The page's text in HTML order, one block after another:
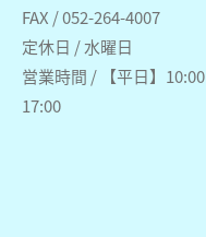
FAX / 052-264-4007
定休日 / 水曜日
営業時間 / 【平日】
17:00